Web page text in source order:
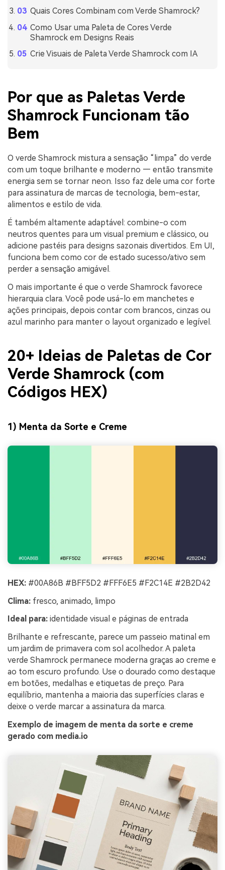
Quais Cores Combinam com Verde Shamrock?
Como Usar uma Paleta de Cores Verde
Shamrock em Designs Reais
Crie Visuais de Paleta Verde Shamrock com IA
Por que as Paletas Verde
Shamrock Funcionam tão
Bem
O verde Shamrock mistura a sensação “limpa” do verde
com um toque brilhante e moderno — então transmite
energia sem se tornar neon. Isso faz dele uma cor forte
para assinatura de marcas de tecnologia, bem-estar,
alimentos e estilo de vida.
É também altamente adaptável: combine-o com
neutros quentes para um visual premium e clássico, ou
adicione pastéis para designs sazonais divertidos. Em UI,
funciona bem como cor de estado sucesso/ativo sem
perder a sensação amigável.
O mais importante é que o verde Shamrock favorece
hierarquia clara. Você pode usá-lo em manchetes e
ações principais, depois contar com brancos, cinzas ou
azul marinho para manter o layout organizado e legível.
20+ Ideias de Paletas de Cor
Verde Shamrock (com
Códigos HEX)
1) Menta da Sorte e Creme
HEX: #00A86B #BFF5D2 #FFF6E5 #F2C14E #2B2D42
Clima: fresco, animado, limpo
Ideal para: identidade visual e páginas de entrada
Brilhante e refrescante, parece um passeio matinal em
um jardim de primavera com sol acolhedor. A paleta
verde Shamrock permanece moderna graças ao creme e
ao tom escuro profundo. Use o dourado como destaque
em botões, medalhas e etiquetas de preço. Para
equilíbrio, mantenha a maioria das superfícies claras e
deixe o verde marcar a assinatura da marca.
Exemplo de imagem de menta da sorte e creme
gerado com media.io